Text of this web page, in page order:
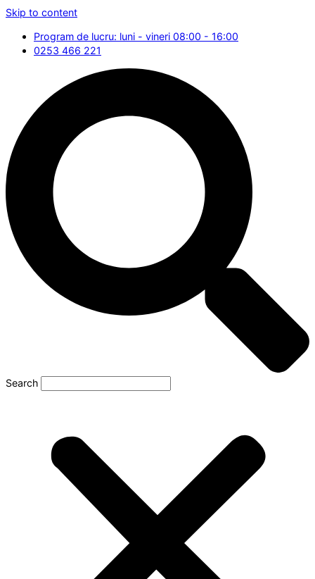
Skip to content
Program de lucru: luni - vineri 08:00 - 16:00
0253 466 221
Search